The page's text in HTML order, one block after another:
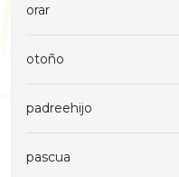
orar
otoño
padreehijo
pascua